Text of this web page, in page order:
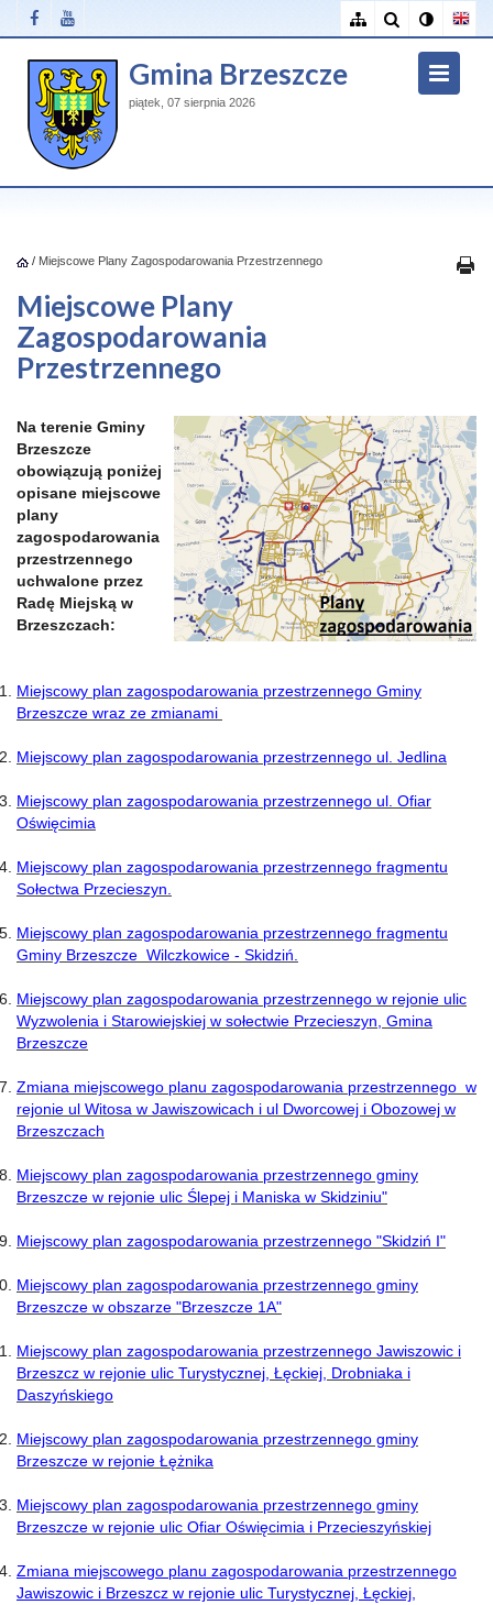
Gmina Brzeszcze
piątek, 07 sierpnia 2026
/ Miejscowe Plany Zagospodarowania Przestrzennego
Miejscowe Plany
Zagospodarowania
Przestrzennego
Na terenie Gminy
Brzeszcze
obowiązują poniżej
opisane miejscowe
plany
zagospodarowania
przestrzennego
uchwalone przez
Radę Miejską w
Brzeszczach:
Miejscowy plan zagospodarowania przestrzennego Gminy
Brzeszcze wraz ze zmianami
Miejscowy plan zagospodarowania przestrzennego ul. Jedlina
Miejscowy plan zagospodarowania przestrzennego ul. Ofiar
Oświęcimia
Miejscowy plan zagospodarowania przestrzennego fragmentu
Sołectwa Przecieszyn.
Miejscowy plan zagospodarowania przestrzennego fragmentu
Gminy Brzeszcze Wilczkowice - Skidziń.
Miejscowy plan zagospodarowania przestrzennego w rejonie ulic
Wyzwolenia i Starowiejskiej w sołectwie Przecieszyn, Gmina
Brzeszcze
Zmiana miejscowego planu zagospodarowania przestrzennego w
rejonie ul Witosa w Jawiszowicach i ul Dworcowej i Obozowej w
Brzeszczach
Miejscowy plan zagospodarowania przestrzennego gminy
Brzeszcze w rejonie ulic Ślepej i Maniska w Skidziniu"
Miejscowy plan zagospodarowania przestrzennego "Skidziń I"
Miejscowy plan zagospodarowania przestrzennego gminy
Brzeszcze w obszarze "Brzeszcze 1A"
Miejscowy plan zagospodarowania przestrzennego Jawiszowic i
Brzeszcz w rejonie ulic Turystycznej, Łęckiej, Drobniaka i
Daszyńskiego
Miejscowy plan zagospodarowania przestrzennego gminy
Brzeszcze w rejonie Łężnika
Miejscowy plan zagospodarowania przestrzennego gminy
Brzeszcze w rejonie ulic Ofiar Oświęcimia i Przecieszyńskiej
Zmiana miejscowego planu zagospodarowania przestrzennego
Jawiszowic i Brzeszcz w rejonie ulic Turystycznej, Łęckiej,